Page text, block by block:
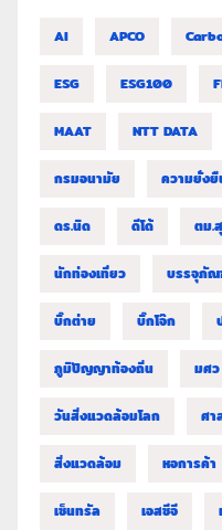
AI APCO
ESG ESG100
MAAT NTT DATA
กรมอนามัย ความยั่ง
ดร.นิด ดีโด้ ตม.
นักท่องเที่ยว บรรจุภั
บิ๊กต่าย บิ๊กโจ๊ก
ภูมิปัญญาท้องถิ่น มศว
วันสิ่งแวดล้อมโลก ศา
สิ่งแวดล้อม หอการค้า
เซ็นทรัล เอสซีจี